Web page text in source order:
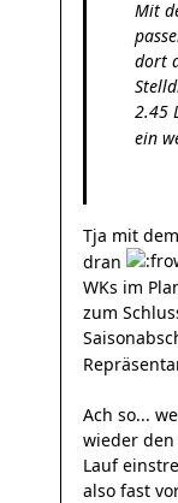
Mit
dort
2.45
ein
Tja mit
dran
WKs im
zum
Ach so...
wieder
Lauf
also fast